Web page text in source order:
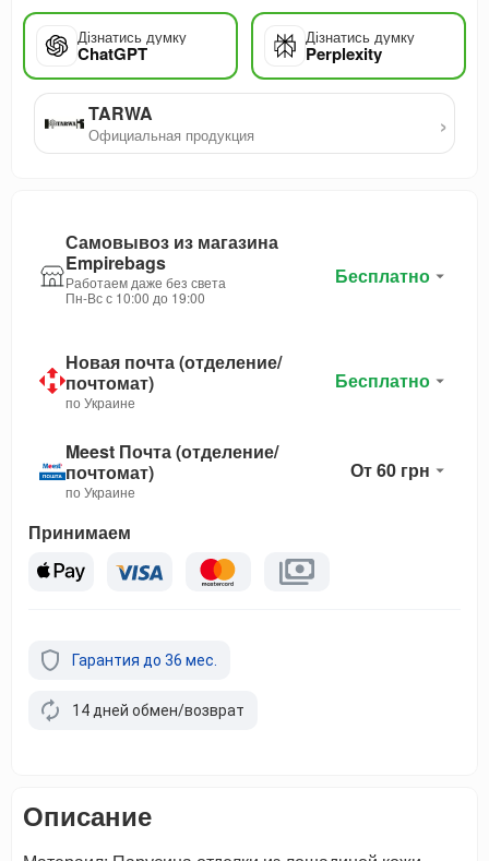
Дізнатись думку
ChatGPT
Дізнатись думку
Perplexity
TARWA
Официальная продукция ›
Самовывоз из магазина
Empirebags
Работаем даже без света
Пн-Вс с 10:00 до 19:00
Бесплатно
Новая почта (отделение/
почтомат)
по Украине
Бесплатно
Meest Почта (отделение/
почтомат)
по Украине
От 60 грн
Принимаем
Гарантия до 36 мес.
14 дней обмен/возврат
Описание